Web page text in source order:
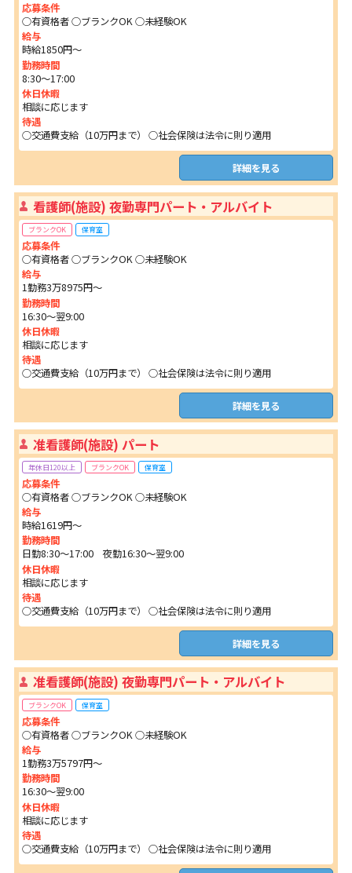
応募条件
○有資格者 ○ブランクOK ○未経験OK
給与
時給1850円～
勤務時間
8:30～17:00
休日休暇
相談に応じます
待遇
○交通費支給（10万円まで） ○社会保険は法令に則り適用
詳細を見る
看護師(施設) 夜勤専門パート・アルバイト
ブランクOK 保育室
応募条件
○有資格者 ○ブランクOK ○未経験OK
給与
1勤務3万8975円〜
勤務時間
16:30～翌9:00
休日休暇
相談に応じます
待遇
○交通費支給（10万円まで） ○社会保険は法令に則り適用
詳細を見る
准看護師(施設) パート
年休日120以上 ブランクOK 保育室
応募条件
○有資格者 ○ブランクOK ○未経験OK
給与
時給1619円～
勤務時間
日勤8:30～17:00 夜勤16:30～翌9:00
休日休暇
相談に応じます
待遇
○交通費支給（10万円まで） ○社会保険は法令に則り適用
詳細を見る
准看護師(施設) 夜勤専門パート・アルバイト
ブランクOK 保育室
応募条件
○有資格者 ○ブランクOK ○未経験OK
給与
1勤務3万5797円〜
勤務時間
16:30～翌9:00
休日休暇
相談に応じます
待遇
○交通費支給（10万円まで） ○社会保険は法令に則り適用